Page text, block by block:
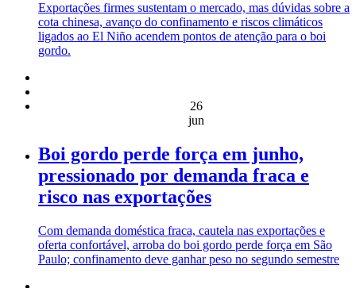
Exportações firmes sustentam o mercado, mas dúvidas sobre a
cota chinesa, avanço do confinamento e riscos climáticos
ligados ao El Niño acendem pontos de atenção para o boi
gordo.
26
jun
Boi gordo perde força em junho,
pressionado por demanda fraca e
risco nas exportações
Com demanda doméstica fraca, cautela nas exportações e
oferta confortável, arroba do boi gordo perde força em São
Paulo; confinamento deve ganhar peso no segundo semestre